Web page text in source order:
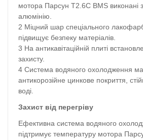
мотора Парсун T2.6С BMS виконані зі
алюмінію.
Міцний шар спеціального
підвищує безпеку матеріалів.
На антикавітаційній плиті
захисту.
Система водяного охолодження
антикорозійне цинкове покриття,
воді.
Захист від перегріву
Ефективна система водяного
підтримує температуру мотора